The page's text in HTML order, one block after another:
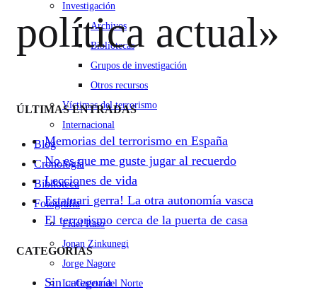
Investigación
Archivos
Bibliotecas
Grupos de investigación
Otros recursos
Víctimas del terrorismo
Internacional
Blog
Cronología
Biblioteca
Fotografía
Fidel Raso
Jonan Zinkunegi
Jorge Nagore
La Gaceta del Norte
política actual»
ÚLTIMAS ENTRADAS
Memorias del terrorismo en España
No es que me guste jugar al recuerdo
Lecciones de vida
Estatuari gerra! La otra autonomía vasca
El terrorismo cerca de la puerta de casa
CATEGORÍAS
Sin categoría